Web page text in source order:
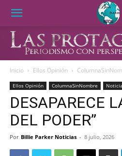
Inicio Ellos Opinión
Ellos Opinión ColumnaSinNombre
DESAPARECE
DEL PODER”
Por Billie Parker Noticias - 8 julio, 2026